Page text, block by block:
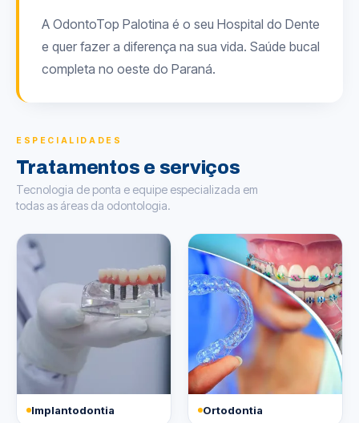
A OdontoTop Palotina é o seu Hospital do Dente
e quer fazer a diferença na sua vida. Saúde bucal
completa no oeste do Paraná.
ESPECIALIDADES
Tratamentos e serviços
Tecnologia de ponta e equipe especializada em
todas as áreas da odontologia.
Implantodontia Ortodontia